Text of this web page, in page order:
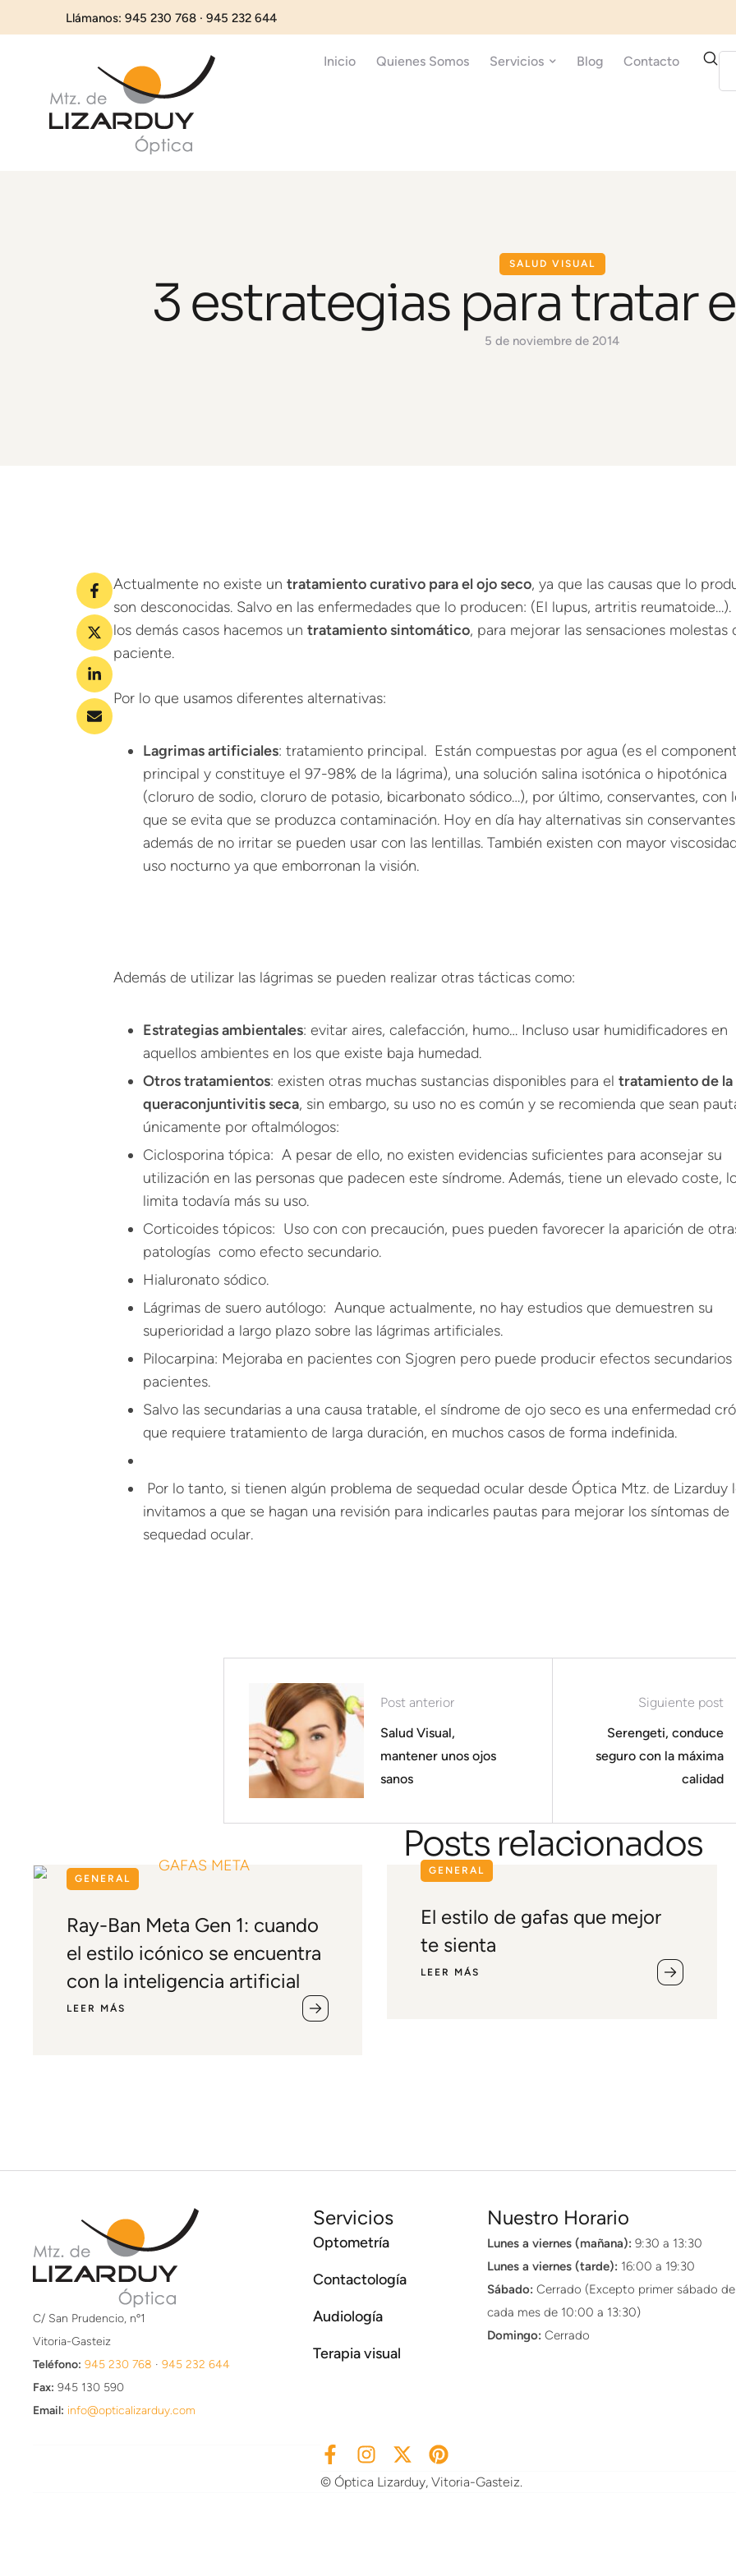
Llámanos: 945 230 768 · 945 232 644
Inicio Quienes Somos Servicios Blog Contacto
SALUD VISUAL
3 estrategias para tratar
5 de noviembre de 2014
Actualmente no existe un tratamiento curativo para el ojo seco, ya que las causas que lo
son desconocidas. Salvo en las enfermedades que lo producen: (El lupus, artritis reumatoide…).
los demás casos hacemos un tratamiento sintomático, para mejorar las sensaciones molestas
paciente.
Por lo que usamos diferentes alternativas:
Lagrimas artificiales: tratamiento principal. Están compuestas por agua (es el
principal y constituye el 97-98% de la lágrima), una solución salina isotónica o hipotónica
(cloruro de sodio, cloruro de potasio, bicarbonato sódico…), por último, conservantes, con
que se evita que se produzca contaminación. Hoy en día hay alternativas sin
además de no irritar se pueden usar con las lentillas. También existen con mayor
uso nocturno ya que emborronan la visión.
Además de utilizar las lágrimas se pueden realizar otras tácticas como:
Estrategias ambientales: evitar aires, calefacción, humo… Incluso usar humidificadores en
aquellos ambientes en los que existe baja humedad.
Otros tratamientos: existen otras muchas sustancias disponibles para el tratamiento de la
queraconjuntivitis seca, sin embargo, su uso no es común y se recomienda que sean
únicamente por oftalmólogos:
Ciclosporina tópica: A pesar de ello, no existen evidencias suficientes para aconsejar su
utilización en las personas que padecen este síndrome. Además, tiene un elevado coste,
limita todavía más su uso.
Corticoides tópicos: Uso con con precaución, pues pueden favorecer la aparición de
patologías como efecto secundario.
Hialuronato sódico.
Lágrimas de suero autólogo: Aunque actualmente, no hay estudios que demuestren su
superioridad a largo plazo sobre las lágrimas artificiales.
Pilocarpina: Mejoraba en pacientes con Sjogren pero puede producir efectos secundarios
pacientes.
Salvo las secundarias a una causa tratable, el síndrome de ojo seco es una enfermedad
que requiere tratamiento de larga duración, en muchos casos de forma indefinida.
Por lo tanto, si tienen algún problema de sequedad ocular desde Óptica Mtz. de Lizarduy
invitamos a que se hagan una revisión para indicarles pautas para mejorar los síntomas de
sequedad ocular.
Post anterior
Salud Visual,
mantener unos ojos
sanos
Siguiente post
Serengeti, conduce
seguro con la máxima
calidad
Posts relacionados
GENERAL
Ray-Ban Meta Gen 1: cuando
el estilo icónico se encuentra
con la inteligencia artificial
LEER MÁS
GENERAL
El estilo de gafas que mejor
te sienta
LEER MÁS
C/ San Prudencio, nº1
Vitoria-Gasteiz
Teléfono: 945 230 768 · 945 232 644
Fax: 945 130 590
Email: info@opticalizarduy.com
Servicios
Optometría
Contactología
Audiología
Terapia visual
Nuestro Horario
Lunes a viernes (mañana): 9:30 a 13:30
Lunes a viernes (tarde): 16:00 a 19:30
Sábado: Cerrado (Excepto primer sábado de
cada mes de 10:00 a 13:30)
Domingo: Cerrado
© Óptica Lizarduy, Vitoria-Gasteiz.